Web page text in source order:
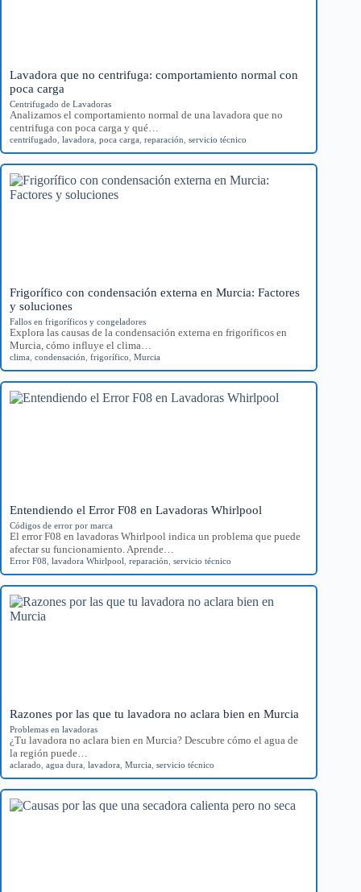
Lavadora que no centrifuga: comportamiento normal con
poca carga
Centrifugado de Lavadoras
Analizamos el comportamiento normal de una lavadora que no
centrifuga con poca carga y qué…
centrifugado lavadora poca carga reparación servicio técnico
Frigorífico con condensación externa en Murcia: Factores
y soluciones
Fallos en frigoríficos y congeladores
Explora las causas de la condensación externa en frigoríficos en
Murcia, cómo influye el clima…
clima condensación frigorífico Murcia
Entendiendo el Error F08 en Lavadoras Whirlpool
Códigos de error por marca
El error F08 en lavadoras Whirlpool indica un problema que puede
afectar su funcionamiento. Aprende…
Error F08 lavadora Whirlpool reparación servicio técnico
Razones por las que tu lavadora no aclara bien en Murcia
Problemas en lavadoras
¿Tu lavadora no aclara bien en Murcia? Descubre cómo el agua de
la región puede…
aclarado agua dura lavadora Murcia servicio técnico